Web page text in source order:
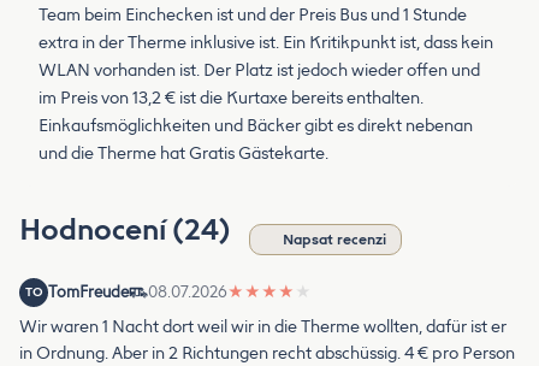
Team beim Einchecken ist und der Preis Bus und 1 Stunde
extra in der Therme inklusive ist. Ein Kritikpunkt ist, dass kein
WLAN vorhanden ist. Der Platz ist jedoch wieder offen und
im Preis von 13,2 € ist die Kurtaxe bereits enthalten.
Einkaufsmöglichkeiten und Bäcker gibt es direkt nebenan
und die Therme hat Gratis Gästekarte.
Hodnocení (24) Napsat recenzi
TO TomFreude 08.07.2026★ ★ ★ ★ ★
Wir waren 1 Nacht dort weil wir in die Therme wollten, dafür ist er
in Ordnung. Aber in 2 Richtungen recht abschüssig. 4 € pro Person